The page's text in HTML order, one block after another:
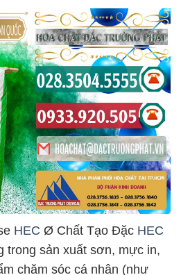
HEC Ø Chất Tạo Đặc HEC
sản xuất sơn, mực in,
chăm sóc cá nhân (như